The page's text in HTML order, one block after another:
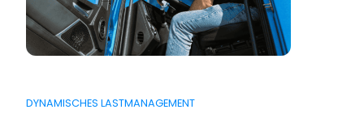
DYNAMISCHES LASTMANAGEMENT